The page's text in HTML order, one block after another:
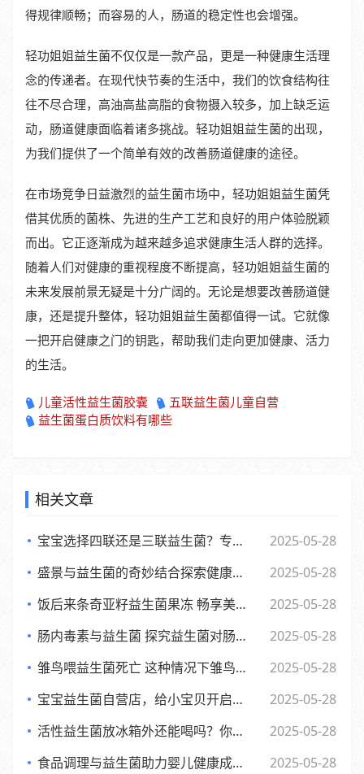
得规律顺畅；而容易的人，肠道的稳定性也会增强。
轻功姐姐益生菌不仅仅是一款产品，更是一种健康生活理
念的传递者。在现代快节奏的生活中，我们的饮食结构往
往不尽合理，高油高盐高脂的食物摄入较多，加上缺乏运
动，肠道健康面临着诸多挑战。轻功姐姐益生菌的出现，
为我们提供了一个简单有效的改善肠道健康的途径。
在市场竞争日益激烈的益生菌市场中，轻功姐姐益生菌凭
借其优质的菌株、先进的生产工艺和良好的用户体验脱颖
而出。它正逐渐成为越来越多追求健康生活人群的选择。
随着人们对健康的重视程度不断提高，轻功姐姐益生菌的
未来发展前景无疑是十分广阔的。无论是想要改善肠道健
康，还是提升整体，轻功姐姐益生菌都值得一试。它就像
一把开启健康之门的钥匙，帮助我们走向更加健康、活力
的生活。
儿童活性益生菌胶囊
五联益生菌儿童自营
益生菌蛋白质饮料有哪些
相关文章
宝宝选择四联还是三联益生菌？专家观点大，妈妈们必看
2025-05-28
盛景与益生菌的奇妙结合探索健康新生活方式
2025-05-28
饭后来条奇亚籽益生菌果冻 畅享美味与健康的小确幸
2025-05-28
肠内毒素与益生菌 探究益生菌对肠内毒素的作用及功效
2025-05-28
雏鸟喂益生菌死亡 这种情况下雏鸟还能否食用
2025-05-28
宝宝益生菌自营店，给小宝贝开启肠道新世界，舒适快乐每一天
2025-05-28
活性益生菌放冰箱外还能喝吗？你可能不知道的
2025-05-28
食品调理与益生菌助力婴儿健康成长的全新探索
2025-05-28